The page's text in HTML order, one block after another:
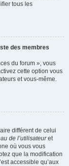
tous les
des membres
du forum », vous
cette option vous
et vous-même.
différent de celui
de l’utilisateuret
où vous vous
que la modification
accessible qu’aux